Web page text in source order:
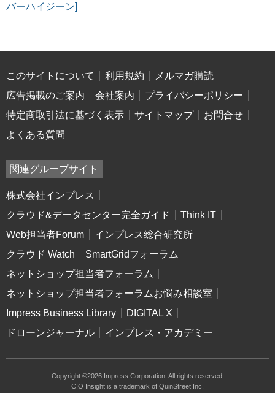
バーハイジーン]
このサイトについて 利用規約
メルマガ購読
広告掲載のご案内
会社案内
プライバシーポリシー
特定商取引法に基づく表示
サイトマップ
お問合せ
よくある質問
関連グループサイト
株式会社インプレス
クラウド&データセンター完全ガイド
Think IT
Web担当者Forum
インプレス総合研究所
クラウド Watch
SmartGridフォーラム
ネットショップ担当者フォーラム
ネットショップ担当者フォーラムお悩み相談室
Impress Business Library
DIGITAL X
ドローンジャーナル
インプレス・アカデミー
Copyright ©2026 Impress Corporation. All rights reserved.
CIO Insight is a trademark of QuinStreet Inc.